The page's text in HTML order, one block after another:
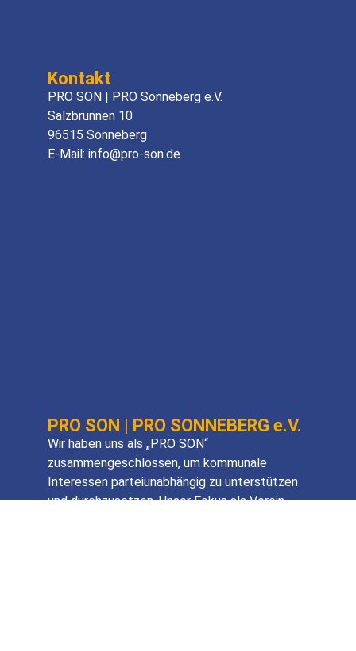
Kontakt
PRO SON | PRO Sonneberg e.V.
Salzbrunnen 10
96515 Sonneberg
E-Mail: info@pro-son.de
PRO SON | PRO SONNEBERG e.V.
Wir haben uns als „PRO SON“
zusammengeschlossen, um kommunale
Interessen parteiunabhängig zu unterstützen
und durchzusetzen. Unser Fokus als Verein